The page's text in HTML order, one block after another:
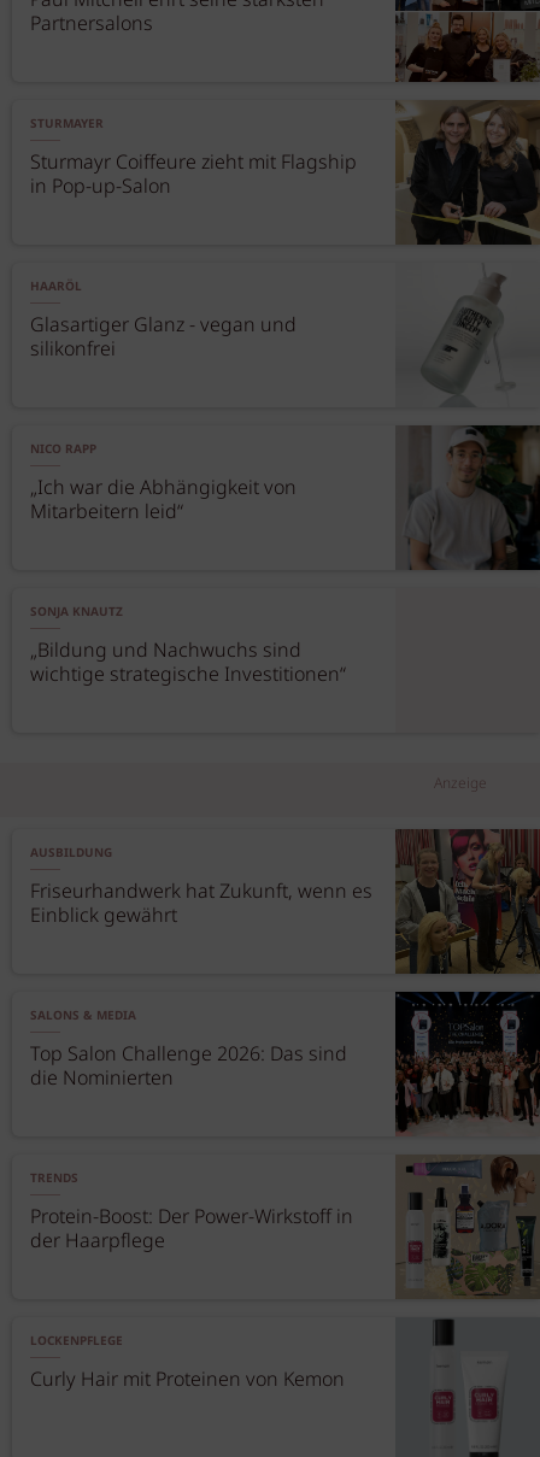
Partnersalons
STURMAYER
Sturmayr Coiffeure zieht mit Flagship
in Pop-up-Salon
HAARÖL
Glasartiger Glanz - vegan und
silikonfrei
NICO RAPP
„Ich war die Abhängigkeit von
Mitarbeitern leid“
SONJA KNAUTZ
„Bildung und Nachwuchs sind
wichtige strategische Investitionen“
Anzeige
AUSBILDUNG
Friseurhandwerk hat Zukunft, wenn es
Einblick gewährt
SALONS & MEDIA
Top Salon Challenge 2026: Das sind
die Nominierten
TRENDS
Protein-Boost: Der Power-Wirkstoff in
der Haarpflege
LOCKENPFLEGE
Curly Hair mit Proteinen von Kemon